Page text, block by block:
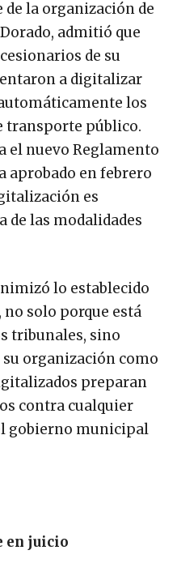
la organización de
admitió que
de su
a digitalizar
los
transporte público.
el nuevo Reglamento
aprobado en febrero
es
de las modalidades
lo establecido
solo porque está
tribunales, sino
organización como
preparan
contra cualquier
gobierno municipal
en juicio